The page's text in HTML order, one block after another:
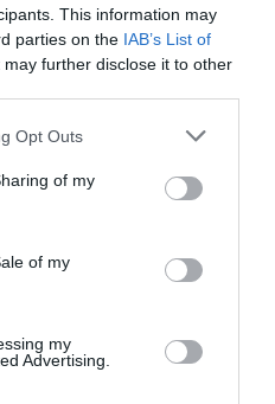
This information may
parties on the IAB’s List of
may further disclose it to other
uses one or more Google
behaviour. You may click to
and its third-party tags to
purposes in below Google
Opt Outs
of my
of my
my
Advertising.
a szociális ágazatot,
hogyan bánik az elesettjeivel,
foglalkozókkal.
nyilvánulna meg a
ágazatban dolgozók iránt, és
az országos sztrájkelőkészítő
a PDSZ kétórás szolidaritási
sztrájkolókat.
minden közszolgálati
a szakmunkás
és létesüljön egy új
igénylő munkakörökre is. A